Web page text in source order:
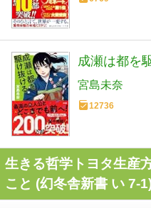
成瀬は都を
宮島未奈
12736
生きる哲学トヨタ生産
こと (幻冬舎新書 い 7-